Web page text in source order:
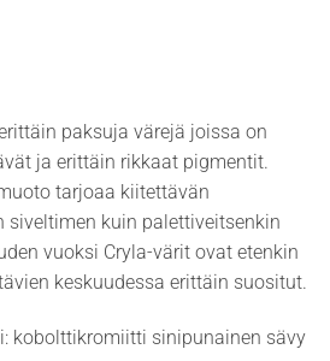
paksuja värejä joissa on
ja erittäin rikkaat pigmentit.
tarjoaa kiitettävän
siveltimen kuin palettiveitsenkin
vuoksi Cryla-värit ovat etenkin
keskuudessa erittäin suositut.
kobolttikromiitti sinipunainen sävy